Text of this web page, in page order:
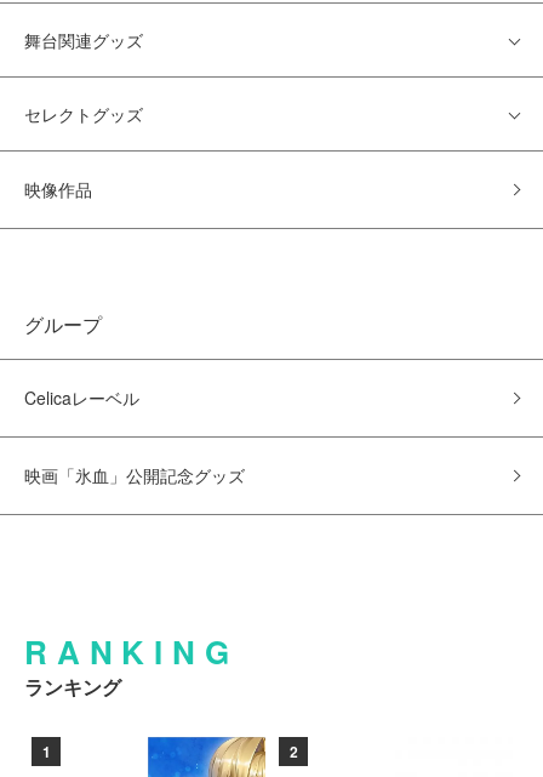
舞台関連グッズ
セレクトグッズ
映像作品
グループ
Celicaレーベル
映画「氷血」公開記念グッズ
RANKING
ランキング
1 2